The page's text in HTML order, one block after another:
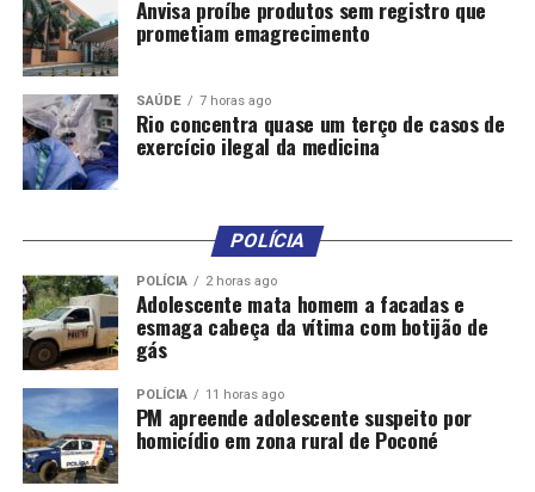
DON'T MISS
Ex-vereador de São Vicente é morto a tiros na Baixada
Santista (SP)
Anvisa proíbe produtos sem registro que
prometiam emagrecimento
SAÚDE 7 horas ago
Rio concentra quase um terço de casos de
exercício ilegal da medicina
POLÍCIA
POLÍCIA 2 horas ago
Adolescente mata homem a facadas e
esmaga cabeça da vítima com botijão de
gás
POLÍCIA 11 horas ago
PM apreende adolescente suspeito por
homicídio em zona rural de Poconé